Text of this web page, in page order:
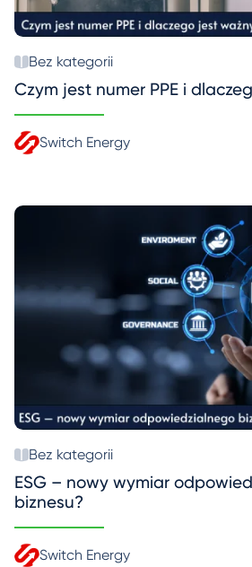
Bez kategorii
Czym jest numer PPE i
Switch Energy
Bez kategorii
ESG – nowy wymiar
biznesu?
Switch Energy